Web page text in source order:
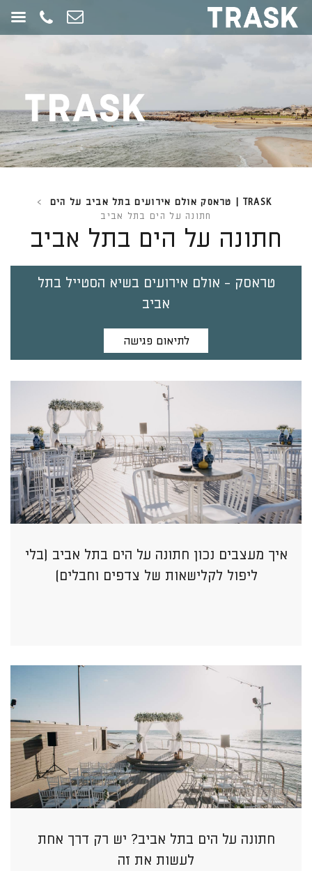
תחילתו
כדי
לעבור
לאזור
תוכן
TRASK | טראסק אולם אירועים בתל אביב על הים
>
חתונה על הים בתל אביב
חתונה על הים בתל אביב
טראסק - אולם אירועים בשיא הסטייל בתל
אביב
לתיאום פגישה
איך מעצבים נכון חתונה על הים בתל אביב (בלי
ליפול לקלישאות של צדפים וחבלים)
חתונה על הים בתל אביב? יש רק דרך אחת
לעשות את זה